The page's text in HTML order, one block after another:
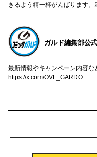
きるよう精一杯がんばります。
ガルド編集部公
最新情報やキャンペーン内容な
https://x.com/OVL_GARDO